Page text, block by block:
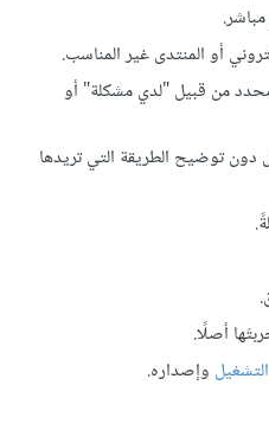
أو المنتدى غير المناسب.
من قبيل "لدي مشكلة" أو
دون توضيح الطريقة التي تريدها
أصلًا.
وإصداره.